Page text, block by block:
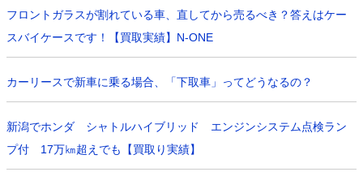
フロントガラスが割れている車、直してから売るべき？答えはケー
スバイケースです！【買取実績】N-ONE
カーリースで新車に乗る場合、「下取車」ってどうなるの？
新潟でホンダ シャトルハイブリッド エンジンシステム点検ラン
プ付 17万㎞超えでも【買取り実績】